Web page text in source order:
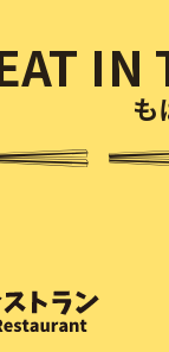
IN
も